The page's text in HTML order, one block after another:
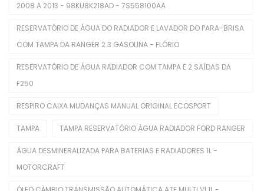
Mangueiras De Admissão
Polia De Virabrequim
Rolamentos
Seletora Do Trambulador
Sensor De Óleo
Sensor De Temperatura
2008 A 2013 - 98KU8K218AD - 7S558100AA
RESERVATÓRIO DE ÁGUA DO RADIADOR E LAVADOR DO PARA-BRISA
COM TAMPA DA RANGER 2.3 GASOLINA - FLÓRIO
RESERVATÓRIO DE ÁGUA RADIADOR COM TAMPA E 2 SAÍDAS DA
F250
RESPIRO CAIXA MUDANÇAS MANUAL ORIGINAL ECOSPORT
TAMPA TAMPA RESERVATÓRIO ÁGUA RADIADOR FORD RANGER
ÁGUA DESMINERALIZADA PARA BATERIAS E RADIADORES 1L -
MOTORCRAFT